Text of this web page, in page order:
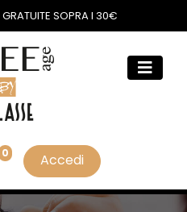
GRATUITE SOPRA I 30€
0 Accedi